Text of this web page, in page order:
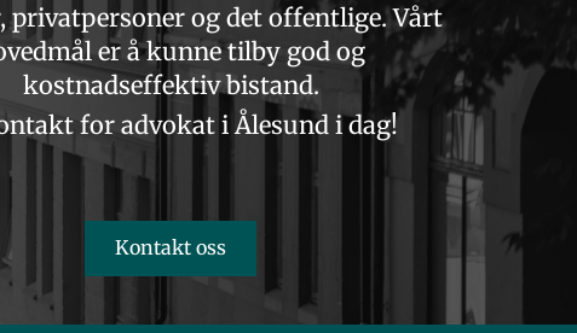
privatpersoner og det offentlige. Vårt
er å kunne tilby god og
kostnadseffektiv bistand.
for advokat i Ålesund i dag!
Kontakt oss